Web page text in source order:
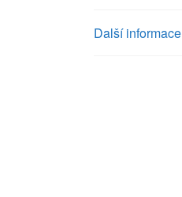
Další informace